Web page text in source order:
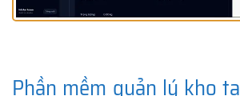
Phần mềm quản lý kho